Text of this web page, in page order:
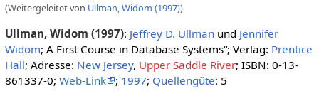
(Weitergeleitet von Ullman, Widom (1997))
Ullman, Widom (1997): Jeffrey D. Ullmanund Jennifer
Widom; A First Course in Database Systems“; Verlag: Prentice
Hall; Adresse: New Jersey, Upper Saddle River; ISBN: 0-13-
861337-0; Web-Link ; 1997; Quellengüte: 5